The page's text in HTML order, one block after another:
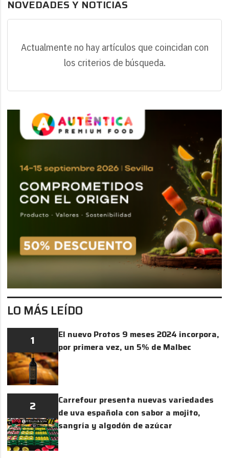
NOVEDADES Y NOTICIAS
Actualmente no hay artículos que coincidan con
los criterios de búsqueda.
LO MÁS LEÍDO
1
El nuevo Protos 9 meses 2024 incorpora,
por primera vez, un 5% de Malbec
2
Carrefour presenta nuevas variedades
de uva española con sabor a mojito,
sangría y algodón de azúcar